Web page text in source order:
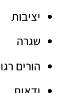
יציבות
שגרה
הורים